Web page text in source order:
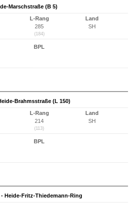
Marschstraße (B 5)
L-Rang
285
(184)
Land
SH
BPL
Brahmsstraße (L 150)
L-Rang
214
(113)
Land
SH
BPL
Heide-Fritz-Thiedemann-Ring